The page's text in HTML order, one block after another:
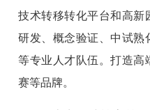
技术转移转化平台和高新
研发、概念验证、中试熟
等专业人才队伍。打造高
赛等品牌。